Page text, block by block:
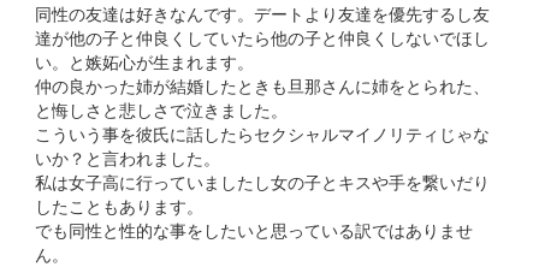
同性の友達は好きなんです。デートより友達を優先するし友
達が他の子と仲良くしていたら他の子と仲良くしないでほし
い。と嫉妬心が生まれます。
仲の良かった姉が結婚したときも旦那さんに姉をとられた、
と悔しさと悲しさで泣きました。
こういう事を彼氏に話したらセクシャルマイノリティじゃな
いか？と言われました。
私は女子高に行っていましたし女の子とキスや手を繋いだり
したこともあります。
でも同性と性的な事をしたいと思っている訳ではありませ
ん。